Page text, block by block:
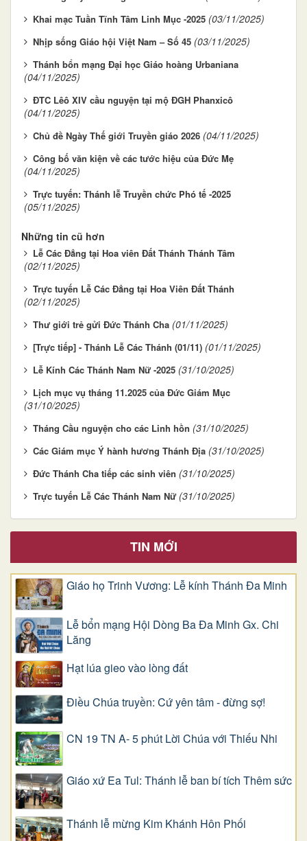
Khai mạc Tuần Tĩnh Tâm Linh Mục -2025 (03/11/2025)
Nhịp sống Giáo hội Việt Nam – Số 45 (03/11/2025)
Thánh bổn mạng Đại học Giáo hoàng Urbaniana
(04/11/2025)
ĐTC Lêô XIV cầu nguyện tại mộ ĐGH Phanxicô
(04/11/2025)
Chủ đề Ngày Thế giới Truyền giáo 2026 (04/11/2025)
Công bố văn kiện về các tước hiệu của Đức Mẹ
(04/11/2025)
Trực tuyến: Thánh lễ Truyền chức Phó tế -2025
(05/11/2025)
Những tin cũ hơn
Lễ Các Đẳng tại Hoa viên Đất Thánh Thánh Tâm
(02/11/2025)
Trực tuyến Lễ Các Đẳng tại Hoa Viên Đất Thánh
(02/11/2025)
Thư giới trẻ gửi Đức Thánh Cha (01/11/2025)
[Trực tiếp] - Thánh Lễ Các Thánh (01/11) (01/11/2025)
Lễ Kính Các Thánh Nam Nữ -2025 (31/10/2025)
Lịch mục vụ tháng 11.2025 của Đức Giám Mục
(31/10/2025)
Tháng Cầu nguyện cho các Linh hồn (31/10/2025)
Các Giám mục Ý hành hương Thánh Địa (31/10/2025)
Đức Thánh Cha tiếp các sinh viên (31/10/2025)
Trực tuyến Lễ Các Thánh Nam Nữ (31/10/2025)
TIN MỚI
Giáo họ Trinh Vương: Lễ kính Thánh Đa Minh
Lễ bổn mạng Hội Dòng Ba Đa Minh Gx. Chi
Lăng
Hạt lúa gieo vào lòng đất
Điều Chúa truyền: Cứ yên tâm - đừng sợ!
CN 19 TN A- 5 phút Lời Chúa với Thiếu Nhi
Giáo xứ Ea Tul: Thánh lễ ban bí tích Thêm sức
Thánh lễ mừng Kim Khánh Hôn Phối